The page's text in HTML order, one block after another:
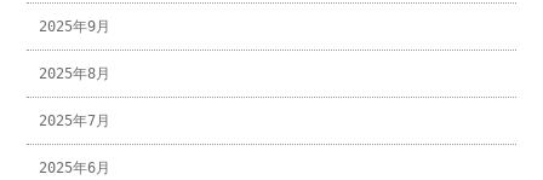
2025年9月
2025年8月
2025年7月
2025年6月